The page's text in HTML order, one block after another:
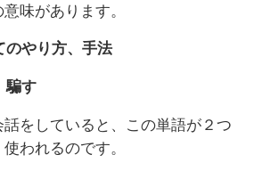
味があります。
やり方、手法
す
をしていると、この単語が２つ
われるのです。